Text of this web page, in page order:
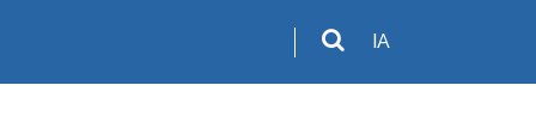
IA